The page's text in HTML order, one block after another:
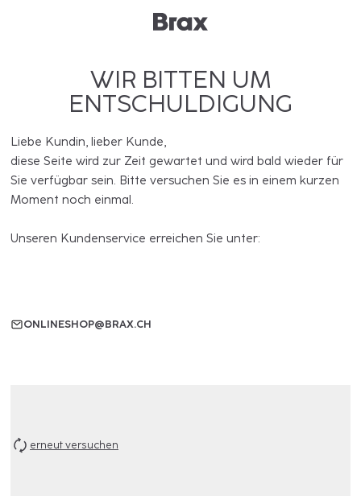
WIR BITTEN UM
ENTSCHULDIGUNG
Liebe Kundin, lieber Kunde,
diese Seite wird zur Zeit gewartet und wird bald wieder für
Sie verfügbar sein. Bitte versuchen Sie es in einem kurzen
Moment noch einmal.
Unseren Kundenservice erreichen Sie unter:
ONLINESHOP@BRAX.CH
erneut versuchen